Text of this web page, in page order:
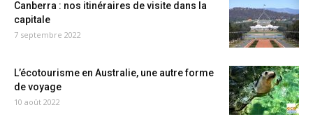
Canberra : nos itinéraires de visite dans la
capitale
7 septembre 2022
L’écotourisme en Australie, une autre forme
de voyage
10 août 2022